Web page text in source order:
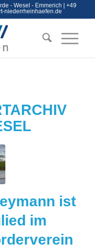
- Wesel - Emmerich | +49
niederrheinhaefen.de
ist
im